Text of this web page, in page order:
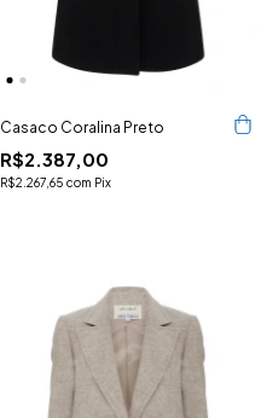
Casaco Coralina Preto
R$2.387,00
R$2.267,65 com Pix